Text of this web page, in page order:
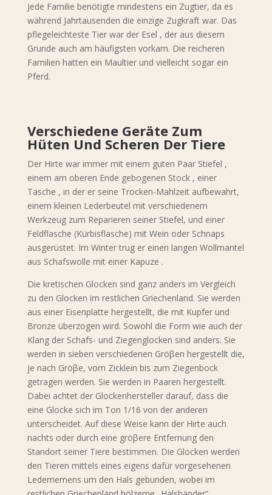
Jede Familie benötigte mindestens ein Zugtier, da es
während Jahrtausenden die einzige Zugkraft war. Das
pflegeleichteste Tier war der Esel , der aus diesem
Grunde auch am häufigsten vorkam. Die reicheren
Familien hatten ein Maultier und vielleicht sogar ein
Pferd.
Verschiedene Geräte Zum
Hüten Und Scheren Der Tiere
Der Hirte war immer mit einem guten Paar Stiefel ,
einem am oberen Ende gebogenen Stock , einer
Tasche , in der er seine Trocken-Mahlzeit aufbewahrt,
einem kleinen Lederbeutel mit verschiedenem
Werkzeug zum Reparieren seiner Stiefel, und einer
Feldflasche (Kürbisflasche) mit Wein oder Schnaps
ausgerüstet. Im Winter trug er einen langen Wollmantel
aus Schafswolle mit einer Kapuze .
Die kretischen Glocken sind ganz anders im Vergleich
zu den Glocken im restlichen Griechenland. Sie werden
aus einer Eisenplatte hergestellt, die mit Kupfer und
Bronze überzogen wird. Sowohl die Form wie auch der
Klang der Schafs- und Ziegenglocken sind anders. Sie
werden in sieben verschiedenen Gröβen hergestellt die,
je nach Gröβe, vom Zicklein bis zum Ziegenbock
getragen werden. Sie werden in Paaren hergestellt.
Dabei achtet der Glockenhersteller darauf, dass die
eine Glocke sich im Ton 1/16 von der anderen
unterscheidet. Auf diese Weise kann der Hirte auch
nachts oder durch eine gröβere Entfernung den
Standort seiner Tiere bestimmen. Die Glocken werden
den Tieren mittels eines eigens dafür vorgesehenen
Lederriemens um den Hals gebunden, wobei im